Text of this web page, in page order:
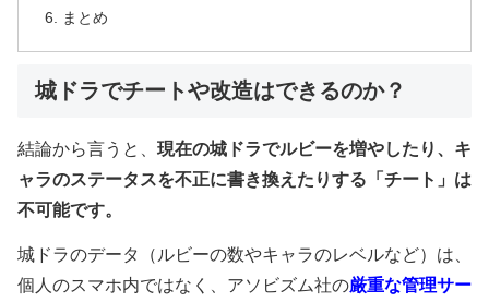
まとめ
城ドラでチートや改造はできるのか？
結論から言うと、 現在の城ドラでルビーを増やしたり、キ
ャラのステータスを不正に書き換えたりする「チート」は
不可能です。
城ドラのデータ（ルビーの数やキャラのレベルなど）は、
個人のスマホ内ではなく、アソビズム社の厳重な管理サー